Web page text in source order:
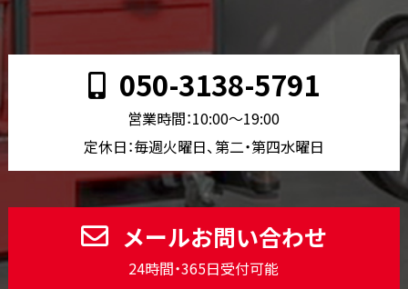
050-3138-5791
営業時間：10:00〜19:00
定休日：毎週火曜日、第二・第四水曜日
メールお問い合わせ
24時間・365日受付可能